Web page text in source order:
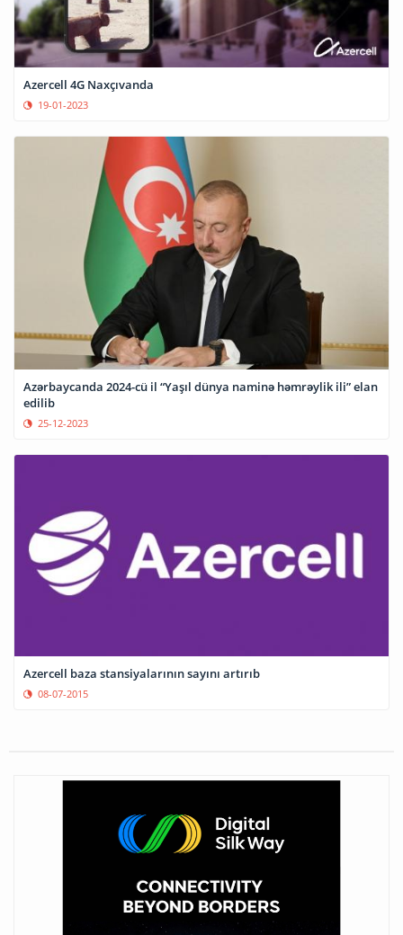
Azercell 4G Naxçıvanda
19-01-2023
Azərbaycanda 2024-cü il “Yaşıl dünya naminə həmrəylik ili” elan
edilib
25-12-2023
Azercell baza stansiyalarının sayını artırıb
08-07-2015